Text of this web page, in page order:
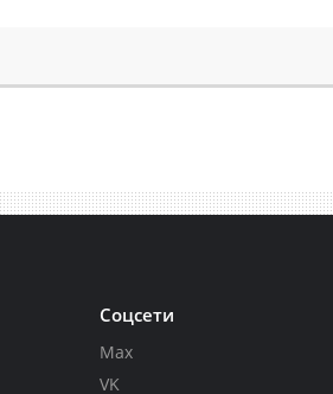
Соцсети
Max
VK